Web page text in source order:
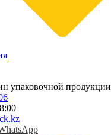
упаковочной продукции